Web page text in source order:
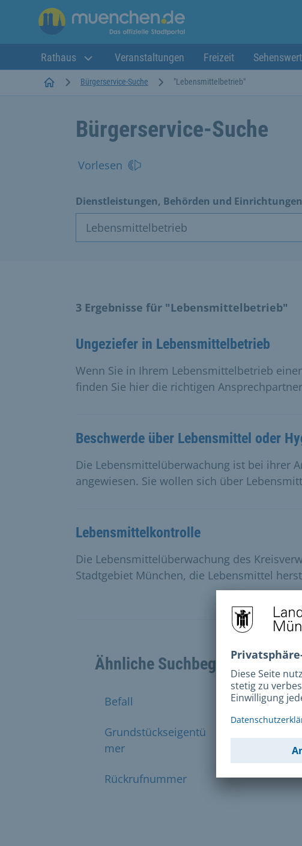
Rathaus Veranstaltungen Freizeit
StartseiteBürgerservice-Suche "Lebensmittelbetrieb"
Bürgerservice-Suche
Vorlesen
Dienstleistungen, Behörden und
3 Ergebnisse für "Lebensmittelbetrieb"
Ungeziefer in Lebensmittelbetrieb
Wenn Sie in Ihrem Lebensmittelbetrieb
finden Sie hier die richtigen
Beschwerde über Lebensmittel oder
Die Lebensmittelüberwachung ist bei ihrer
angewiesen. Sie wollen sich über
Lebensmittelkontrolle
Die Lebensmittelüberwachung des
Stadtgebiet München, die Lebensmittel
Ähnliche Suchbegriffe
Befall
Grundstückseigentü
mer
Rückrufnummer